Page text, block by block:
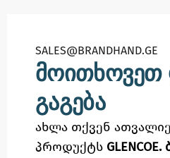
SALES@BRANDHAND.GE​
მოითხოვეთ
გაგება
ახლა თქვენ
პროდუქტს